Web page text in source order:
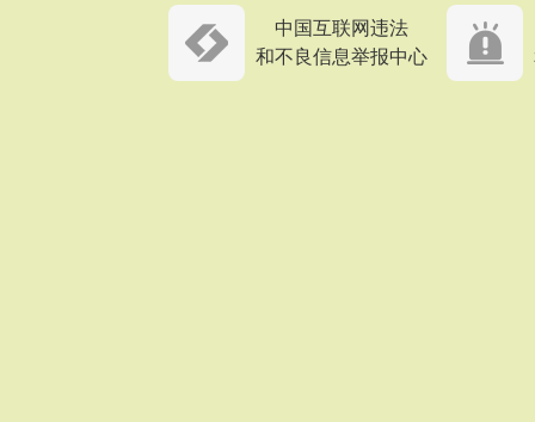
中国互联网违法
和不良信息举报中心